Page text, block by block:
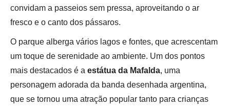
convidam a passeios sem pressa, aproveitando o ar
fresco e o canto dos pássaros.
O parque alberga vários lagos e fontes, que acrescentam
um toque de serenidade ao ambiente. Um dos pontos
mais destacados é a estátua da Mafalda, uma
personagem adorada da banda desenhada argentina,
que se tornou uma atração popular tanto para crianças